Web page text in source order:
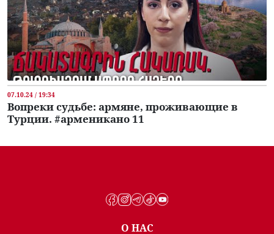
07.10.24 / 19:34
Вопреки судьбе: армяне, проживающие в
Турции. #арменикано 11
О НАС